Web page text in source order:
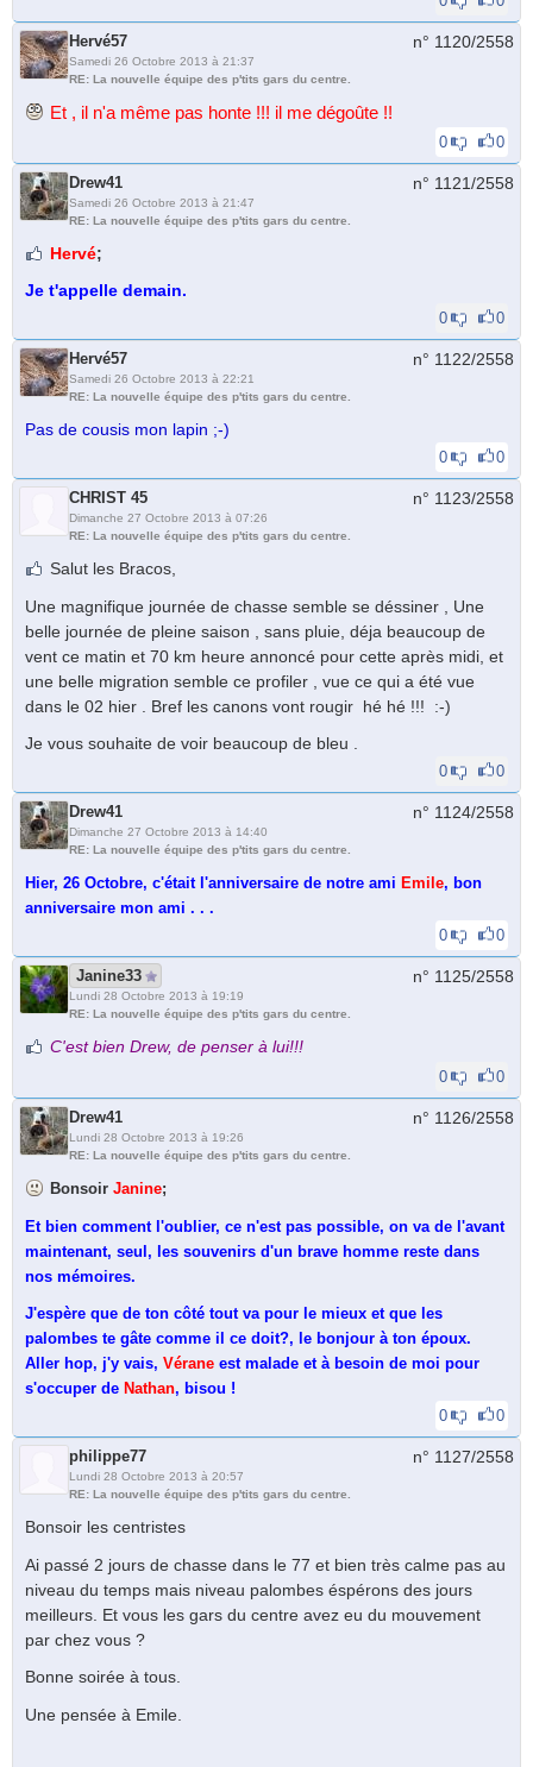
Hervé57
Samedi 26 Octobre 2013 à 21:37
RE: La nouvelle équipe des p'tits gars du centre.
n° 1120/2558
Et , il n'a même pas honte !!! il me dégoûte !!
0 0
Drew41
Samedi 26 Octobre 2013 à 21:47
RE: La nouvelle équipe des p'tits gars du centre.
n° 1121/2558
Hervé;
Je t'appelle demain.
0 0
Hervé57
Samedi 26 Octobre 2013 à 22:21
RE: La nouvelle équipe des p'tits gars du centre.
n° 1122/2558
Pas de cousis mon lapin ;-)
0 0
CHRIST 45
Dimanche 27 Octobre 2013 à 07:26
RE: La nouvelle équipe des p'tits gars du centre.
n° 1123/2558
Salut les Bracos,
Une magnifique journée de chasse semble se déssiner , Une
belle journée de pleine saison , sans pluie, déja beaucoup de
vent ce matin et 70 km heure annoncé pour cette après midi, et
une belle migration semble ce profiler , vue ce qui a été vue
dans le 02 hier . Bref les canons vont rougir hé hé !!! :-)
Je vous souhaite de voir beaucoup de bleu .
0 0
Drew41
Dimanche 27 Octobre 2013 à 14:40
RE: La nouvelle équipe des p'tits gars du centre.
n° 1124/2558
Hier, 26 Octobre, c'était l'anniversaire de notre ami Emile, bon
anniversaire mon ami . . .
0
0
Janine33
Lundi 28 Octobre 2013 à 19:19
RE: La nouvelle équipe des p'tits gars du centre.
n° 1125/2558
C'est bien Drew, de penser à lui!!!
0 0
Drew41
Lundi 28 Octobre 2013 à 19:26
RE: La nouvelle équipe des p'tits gars du centre.
n° 1126/2558
Bonsoir Janine;
Et bien comment l'oublier, ce n'est pas possible, on va de l'avant
maintenant, seul, les souvenirs d'un brave homme reste dans
nos mémoires.
J'espère que de ton côté tout va pour le mieux et que les
palombes te gâte comme il ce doit?, le bonjour à ton époux.
Aller hop, j'y vais, Vérane est malade et à besoin de moi pour
s'occuper de Nathan, bisou !
0
0
philippe77
Lundi 28 Octobre 2013 à 20:57
RE: La nouvelle équipe des p'tits gars du centre.
n° 1127/2558
Bonsoir les centristes
Ai passé 2 jours de chasse dans le 77 et bien très calme pas au
niveau du temps mais niveau palombes éspérons des jours
meilleurs. Et vous les gars du centre avez eu du mouvement
par chez vous ?
Bonne soirée à tous.
Une pensée à Emile.